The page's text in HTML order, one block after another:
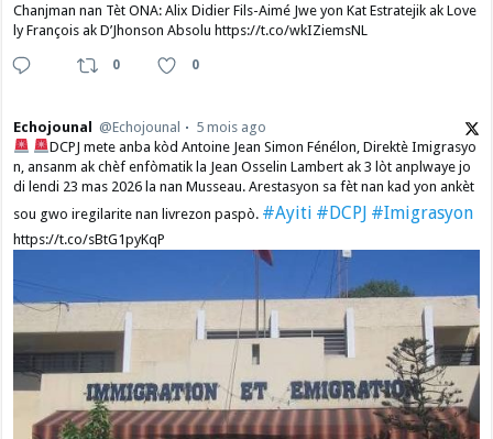
Chanjman nan Tèt ONA: Alix Didier Fils-Aimé Jwe yon Kat Estratejik ak Love
ly François ak D’Jhonson Absolu https://t.co/wkIZiemsNL
0 0
Echojounal @Echojounal
5 mois ago
DCPJ mete anba kòd Antoine Jean Simon Fénélon, Direktè Imigrasyo
n, ansanm ak chèf enfòmatik la Jean Osselin Lambert ak 3 lòt anplwaye jo
di lendi 23 mas 2026 la nan Musseau. Arestasyon sa fèt nan kad yon ankèt
sou gwo iregilarite nan livrezon paspò. #Ayiti #DCPJ #Imigrasyon
https://t.co/sBtG1pyKqP